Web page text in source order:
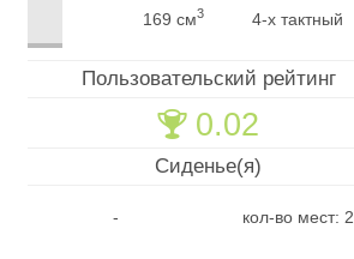
169 см3 4-х тактный
Пользовательский рейтинг
🏆 0.02
Сиденье(я)
- кол-во мест: 2